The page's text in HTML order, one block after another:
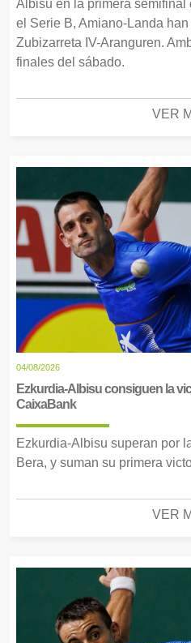
Albisu en la primera semifinal
el Serie B, Amiano-Landa
Zubizarreta IV-Aranguren.
finales del sábado.
VER
04/08/2026
Ezkurdia-Albisu consiguen la
CaixaBank
Ezkurdia-Albisu superan por
Bera, y suman su primera
VER